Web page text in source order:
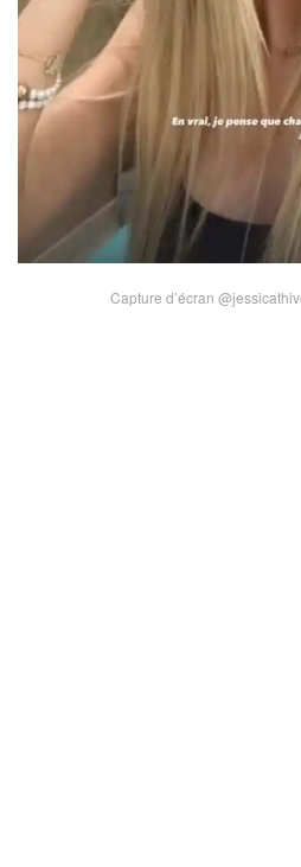
Capture d’écran